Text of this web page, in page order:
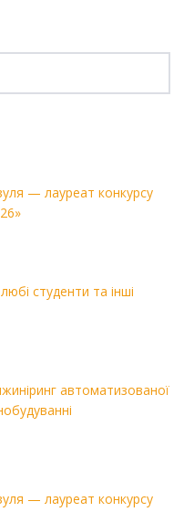
— лауреат конкурсу
автоматизованої
— лауреат конкурсу